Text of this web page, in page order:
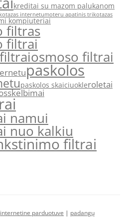
kreditai su mazom palukanom
internetumoteru apatinis trikotazas
kompiuteriai
filtras
filtrai
osmoso filtrai
paskolos
paskolos skaiciuokleroletai
skelbimai
namui
nuo kalkiu
filtrai
internetine parduotuve | padangų